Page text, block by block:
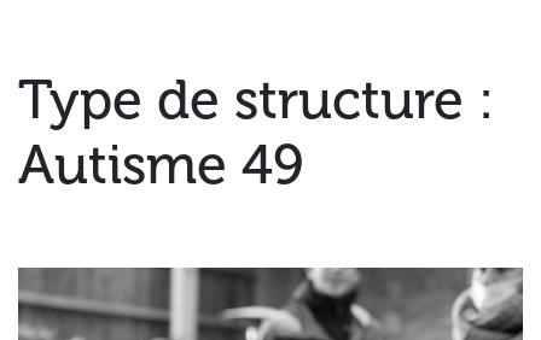
Type de structure :
Autisme 49